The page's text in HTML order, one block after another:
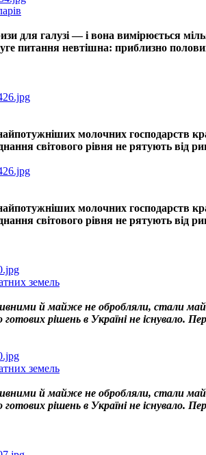
для галузі — і вона вимірюється
питання невтішна: приблизно
молочних господарств
світового рівня не рятують від
молочних господарств
світового рівня не рятують від
земель
й майже не обробляли, стали
рішень в Україні не
земель
й майже не обробляли, стали
рішень в Україні не існувало.